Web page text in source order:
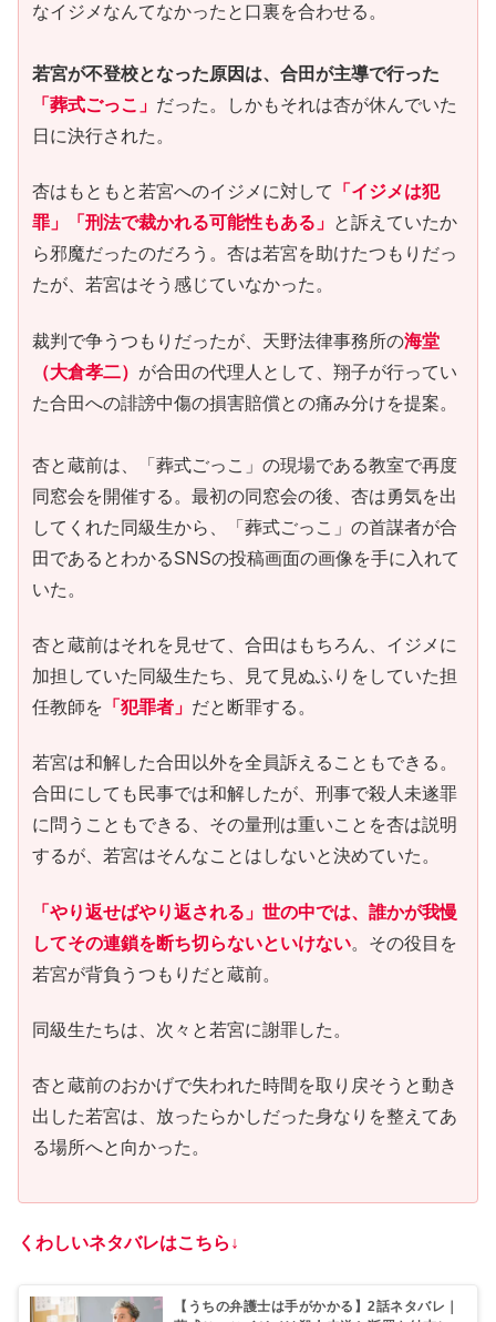
なイジメなんてなかったと口裏を合わせる。
若宮が不登校となった原因は、合田が主導で行った
「葬式ごっこ」 だった。しかもそれは杏が休んでいた
日に決行された。
杏はもともと若宮へのイジメに対して
「イジメは犯
罪」「刑法で裁かれる可能性もある」 と訴えていたか
ら邪魔だったのだろう。杏は若宮を助けたつもりだっ
たが、若宮はそう感じていなかった。
裁判で争うつもりだったが、天野法律事務所の海堂
（大倉孝二） が合田の代理人として、翔子が行ってい
た合田への誹謗中傷の損害賠償との痛み分けを提案。
杏と蔵前は、「葬式ごっこ」の現場である教室で再度
同窓会を開催する。最初の同窓会の後、杏は勇気を出
してくれた同級生から、「葬式ごっこ」の首謀者が合
田であるとわかるSNSの投稿画面の画像を手に入れて
いた。
杏と蔵前はそれを見せて、合田はもちろん、イジメに
加担していた同級生たち、見て見ぬふりをしていた担
任教師を 「犯罪者」 だと断罪する。
若宮は和解した合田以外を全員訴えることもできる。
合田にしても民事では和解したが、刑事で殺人未遂罪
に問うこともできる、その量刑は重いことを杏は説明
するが、若宮はそんなことはしないと決めていた。
「やり返せばやり返される」世の中では、誰かが我慢
してその連鎖を断ち切らないといけない。その役目を
若宮が背負うつもりだと蔵前。
同級生たちは、次々と若宮に謝罪した。
杏と蔵前のおかげで失われた時間を取り戻そうと動き
出した若宮は、放ったらかしだった身なりを整えてあ
る場所へと向かった。
くわしいネタバレはこちら↓
【うちの弁護士は手がかかる】2話ネタバレ｜